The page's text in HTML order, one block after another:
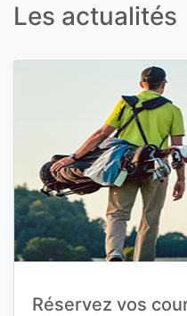
Les actualités
Réservez vos